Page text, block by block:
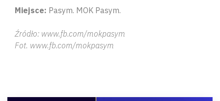
Miejsce: Pasym. MOK Pasym.
Źródło: www.fb.com/mokpasym
Fot. www.fb.com/mokpasym